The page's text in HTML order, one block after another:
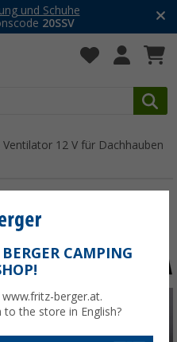
und Schuhe
20SSV
12 V für Dachhauben
12 V für
- 50 x 70 cm
CAMPING
berger.at.
the store in English?